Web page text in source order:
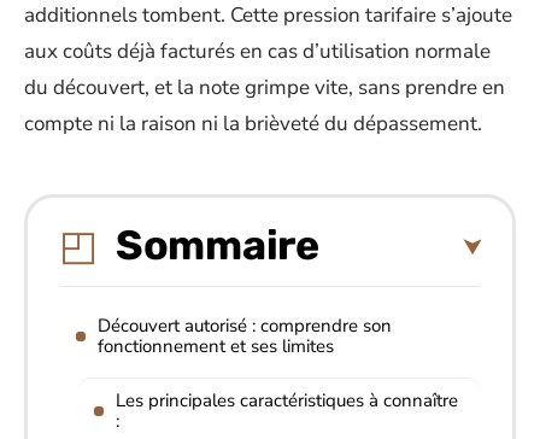
additionnels tombent. Cette pression tarifaire s’ajoute
aux coûts déjà facturés en cas d’utilisation normale
du découvert, et la note grimpe vite, sans prendre en
compte ni la raison ni la brièveté du dépassement.
Sommaire
Découvert autorisé : comprendre son
fonctionnement et ses limites
Les principales caractéristiques à connaître
: